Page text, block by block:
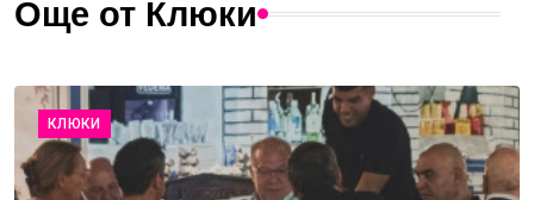
Още от Клюки
КЛЮКИ